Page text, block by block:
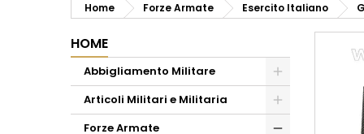
Home Forze Armate Esercito Italiano
HOME
Abbigliamento Militare
Articoli Militari e Militaria
Forze Armate